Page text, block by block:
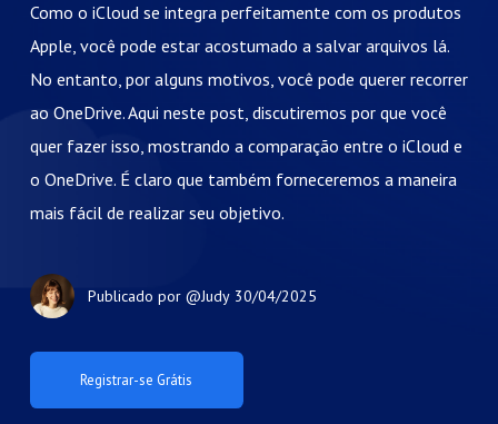
Como o iCloud se integra perfeitamente com os produtos
Apple, você pode estar acostumado a salvar arquivos lá.
No entanto, por alguns motivos, você pode querer recorrer
ao OneDrive. Aqui neste post, discutiremos por que você
quer fazer isso, mostrando a comparação entre o iCloud e
o OneDrive. É claro que também forneceremos a maneira
mais fácil de realizar seu objetivo.
Publicado por @Judy 30/04/2025